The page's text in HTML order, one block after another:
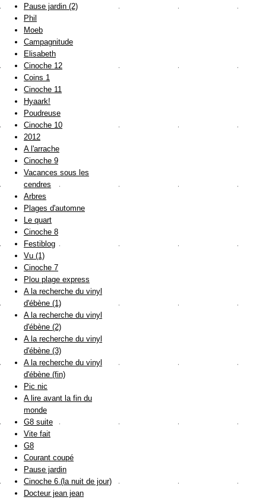
Pause jardin (2)
Phil
Moeb
Campagnitude
Elisabeth
Cinoche 12
Coins 1
Cinoche 11
Hyaark!
Poudreuse
Cinoche 10
2012
A l'arrache
Cinoche 9
Vacances sous les
cendres
Arbres
Plages d'automne
Le quart
Cinoche 8
Festiblog
Vu (1)
Cinoche 7
Plou plage express
A la recherche du vinyl
d'ébène (1)
A la recherche du vinyl
d'ébène (2)
A la recherche du vinyl
d'ébène (3)
A la recherche du vinyl
d'ébène (fin)
Pic nic
A lire avant la fin du
monde
G8 suite
Vite fait
G8
Courant coupé
Pause jardin
Cinoche 6 (la nuit de jour)
Docteur jean jean